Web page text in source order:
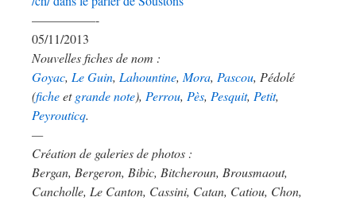
—————-
05/11/2013
Nouvelles fiches de nom :
Goyac, Le Guin, Lahountine,Mora, Pascou, Pédolé
(ficheetgrande note), Perrou, Pès, Pesquit, Petit,
Peyrouticq.
—
Création de galeries de photos :
Bergan, Bergeron, Bibic, Bitcheroun, Brousmaout,
Cancholle, Le Canton, Cassini, Catan, Catiou, Chon,